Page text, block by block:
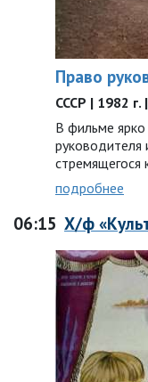
Право
СССР | 1982
В фильме
руководителя
стремящегося
подробнее
06:15 Х/ф